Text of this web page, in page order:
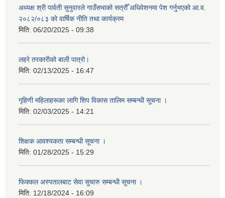
अध्यक्ष श्री पार्वती सुनुवारले गाउँसभाको सत्रौँ अधिवेशनमा पेश गर्नुभएको आ.व.
२०८२/०८३ को वार्षिक नीति तथा कार्यक्रम
मिति: 06/20/2025 - 09:38
लहरे तरकारीको बाली पात्रो।
मिति: 02/13/2025 - 16:47
गृहिणी महिलाहरूका लागि शिप विकास तालिम सम्बन्धी सूचना ‌।
मिति: 02/03/2025 - 14:21
शिक्षक आवश्यकता सम्बन्धी सूचना ।
मिति: 01/28/2025 - 15:29
फिक्कल अस्पतालबाट सेवा सुचारु सम्बन्धी सूचना ।
मिति: 12/18/2024 - 16:09